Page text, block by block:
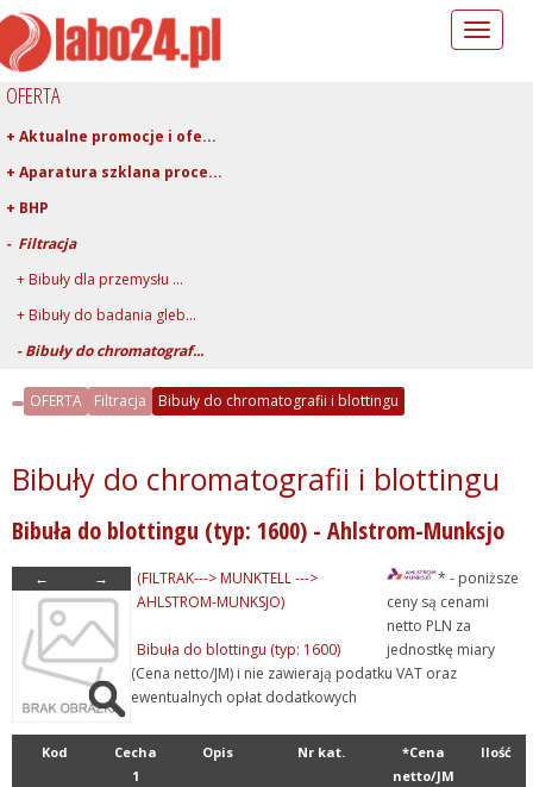
Toggle
OFERTA
+ Aktualne promocje i ofe...
+ Aparatura szklana proce...
+ BHP
- Filtracja
+ Bibuły dla przemysłu ...
+ Bibuły do badania gleb...
- Bibuły do chromatograf...
+ Bibuły i sączki iloś...
+ Bibuły i sączki jako�...
+ Filtry strzykawkowe
+ Filtry z mikrowłókien...
+ Filtry z mikrowłókien...
+ Gilzy ekstrakcyjne
+ Inne bibuły i papiery
+ Zestawy do filtracji
+ Heathrow Scientific
+ Meble laboratoryjne
+ Odczynniki chemiczne
OFERTA Filtracja Bibuły do chromatografii i blottingu
Bibuły do chromatografii i blottingu
Bibuła do blottingu (typ: 1600) - Ahlstrom-Munksjo
← →
(FILTRAK---> MUNKTELL --->
AHLSTROM-MUNKSJO)
Bibuła do blottingu (typ: 1600)
* - poniższe
ceny są cenami
netto PLN za
jednostkę miary
(Cena netto/JM) i nie zawierają podatku VAT oraz
ewentualnych opłat dodatkowych
Kod
Cecha
1
Opis Nr kat.
*Cena
netto/JM
Ilość